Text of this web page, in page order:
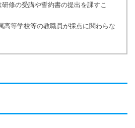
修の受講や誓約書の提出を課すこ
高等学校等の教職員が採点に関わらな